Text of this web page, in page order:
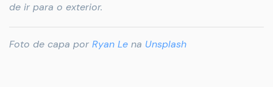
de ir para o exterior.
Foto de capa por Ryan Le na Unsplash